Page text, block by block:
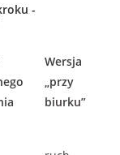
-
Wersja
„przy
biurku”